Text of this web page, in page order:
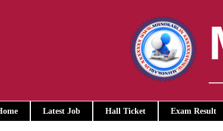
Latest Job Hall Ticket Exam Result